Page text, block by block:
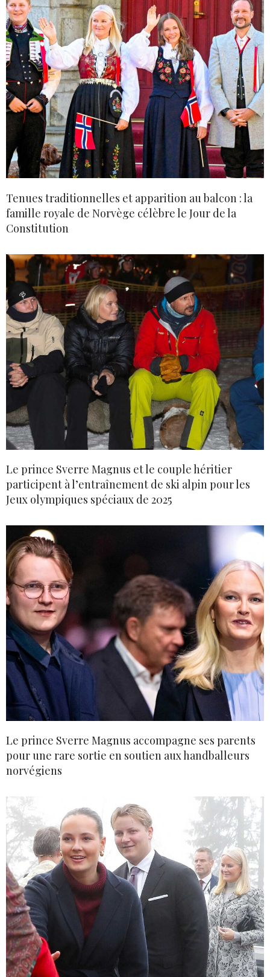
Tenues traditionnelles et apparition au balcon : la
famille royale de Norvège célèbre le Jour de la
Constitution
Le prince Sverre Magnus et le couple héritier
participent à l’entraînement de ski alpin pour les
Jeux olympiques spéciaux de 2025
Le prince Sverre Magnus accompagne ses parents
pour une rare sortie en soutien aux handballeurs
norvégiens